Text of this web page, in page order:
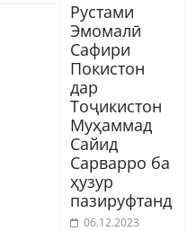
Рустами
Эмомалӣ
Сафири
Покистон
дар
Тоҷикистон
Муҳаммад
Сайид
Сарварро ба
ҳузур
пазируфтанд
06.12.2023